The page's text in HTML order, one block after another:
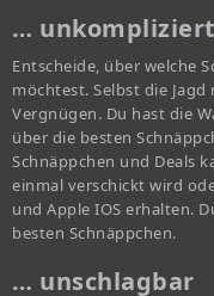
… unkompliziert
Entscheide, über welche
möchtest. Selbst die
Vergnügen. Du hast die
über die besten
Schnäppchen und Deals
einmal verschickt wird
und Apple IOS erhalten.
besten Schnäppchen.
… unschlagbar